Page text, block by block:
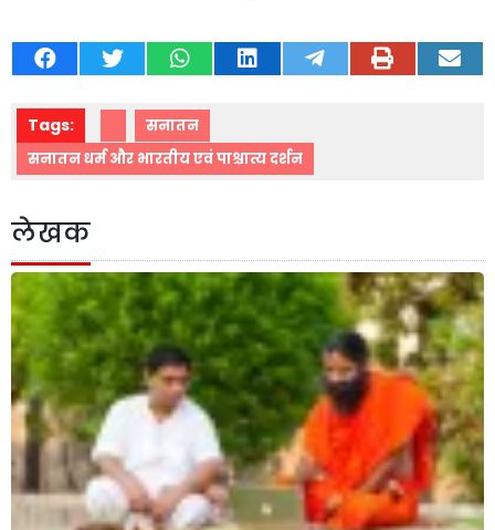
Tags:
सनातन
सनातन धर्म और भारतीय एवं पाश्चात्य दर्शन
लेखक